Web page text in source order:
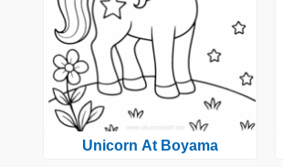
Unicorn At Boyama